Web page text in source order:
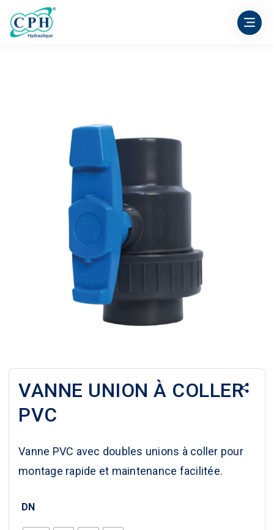
VANNE UNION À COLLER
PVC
Vanne PVC avec doubles unions à coller pour
montage rapide et maintenance facilitée.
DN